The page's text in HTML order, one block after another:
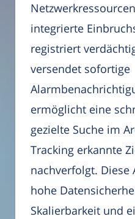
integrierte
registriert
versendet sofortige
ermöglicht eine
gezielte Suche im
Tracking erkannte
nachverfolgt.
hohe
Skalierbarkeit und